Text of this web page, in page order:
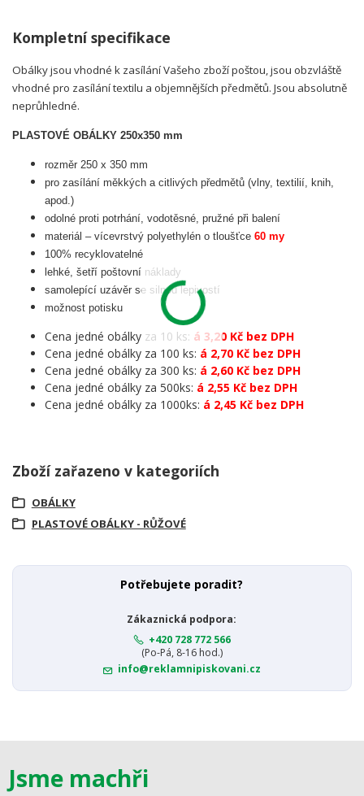
Kompletní specifikace
Obálky jsou vhodné k zasílání Vašeho zboží poštou, jsou obzvláště
vhodné pro zasílání textilu a objemnějších předmětů. Jsou absolutně
neprůhledné.
PLASTOVÉ OBÁLKY 250x350 mm
rozměr 250 x 350 mm
pro zasílání měkkých a citlivých předmětů (vlny, textilií, knih,
apod.)
odolné proti potrhání, vodotěsné, pružné při balení
materiál – vícevrstvý polyethylén o tloušťce 60 my
100% recyklovatelné
lehké, šetří poštovní náklady
samolepící uzávěr se silnou lepivostí
možnost potisku
Cena jedné obálky za 10 ks: á 3,20 Kč bez DPH
Cena jedné obálky za 100 ks: á 2,70 Kč bez DPH
Cena jedné obálky za 300 ks: á 2,60 Kč bez DPH
Cena jedné obálky za 500ks: á 2,55 Kč bez DPH
Cena jedné obálky za 1000ks: á 2,45 Kč bez DPH
Zboží zařazeno v kategoriích
OBÁLKY
PLASTOVÉ OBÁLKY - RŮŽOVÉ
Potřebujete poradit?
Zákaznická podpora:
+420 728 772 566
(Po-Pá, 8-16 hod.)
info@reklamnipiskovani.cz
Jsme machři